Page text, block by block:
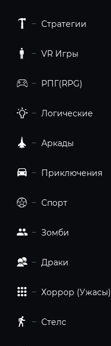
Стратегии
VR Игры
РПГ(RPG)
Логические
Аркады
Приключения
Спорт
Зомби
Драки
Хоррор (Ужасы)
Стелс